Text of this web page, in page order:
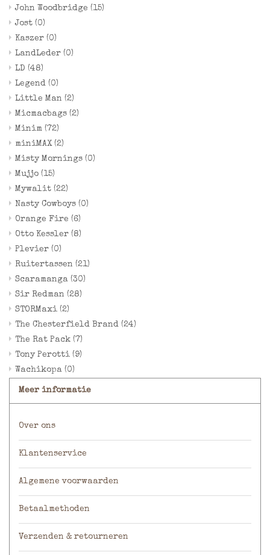
John Woodbridge (15)
Jost (0)
Kaszer (0)
LandLeder (0)
LD (48)
Legend (0)
Little Man (2)
Micmacbags (2)
Minim (72)
miniMAX (2)
Misty Mornings (0)
Mujjo (15)
Mywalit (22)
Nasty Cowboys (0)
Orange Fire (6)
Otto Kessler (8)
Plevier (0)
Ruitertassen (21)
Scaramanga (30)
Sir Redman (28)
STORMaxi (2)
The Chesterfield Brand (24)
The Rat Pack (7)
Tony Perotti (9)
Wachikopa (0)
Meer informatie
Over ons
Klantenservice
Algemene voorwaarden
Betaalmethoden
Verzenden & retourneren